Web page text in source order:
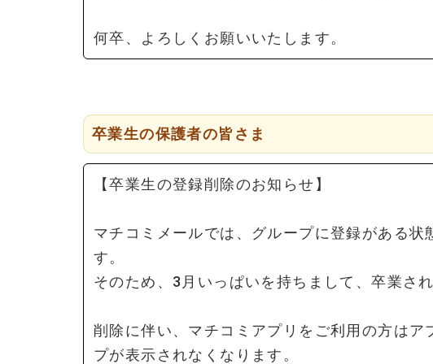
何卒、よろしくお願いいたします。
卒業生の保護者の皆さま
【卒業生の登録削除のお知らせ】
マチコミメールでは、グループに登録がある
す。
そのため、3月いっぱいを持ちまして、卒業さ
削除に伴い、マチコミアプリをご利用の方は
プが表示されなくなります。